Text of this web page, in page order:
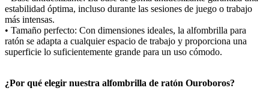
estabilidad óptima, incluso durante las sesiones de juego o trabajo
más intensas.
• Tamaño perfecto: Con dimensiones ideales, la alfombrilla para
ratón se adapta a cualquier espacio de trabajo y proporciona una
superficie lo suficientemente grande para un uso cómodo.
¿Por qué elegir nuestra alfombrilla de ratón Ouroboros?